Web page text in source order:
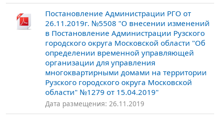
Постановление Администрации РГО от
26.11.2019г. №5508 "О внесении изменений
в Постановление Администрации Рузского
городского округа Московской области "Об
определении временной управляющей
организации для управления
многоквартирными домами на территории
Рузского городского округа Московской
области" №1279 от 15.04.2019"
Дата размещения: 26.11.2019